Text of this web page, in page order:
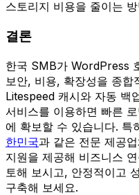
스토리지 비용을 줄이는
결론
한국 SMB가 WordPress
보안, 비용, 확장성을 종합
Litespeed 캐시와 자동 백
서비스를 이용하면 빠른
에 확보할 수 있습니다. 특
한민국과 같은 전문 제공
지원을 제공해 비즈니스
토해 보시고, 안정적이고
구축해 보세요.